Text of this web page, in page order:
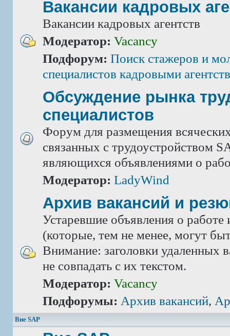
Вакансии кадровых
Вакансии кадровых агентств
Модератор: Vacancy
Подфорум: Поиск стажеров и
специалистов кадровыми
Обсуждение рынка
специалистов
Форум для размещения
связанных с трудоустройством
являющихся объявлениями о
Модератор: LadyWind
Архив вакансий и
Устаревшие объявления о работе
(которые, тем не менее, могут
Внимание: заголовки удаленных
не совпадать с их текстом.
Модератор: Vacancy
Подфорумы: Архив вакансий,
Вне SAP